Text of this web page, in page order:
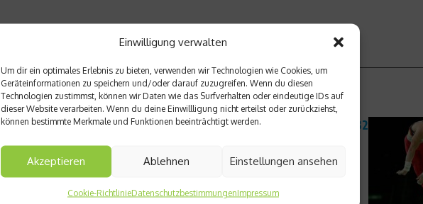
Einwilligung verwalten
Um dir ein optimales Erlebnis zu bieten, verwenden wir Technologien wie Cookies, um
Geräteinformationen zu speichern und/oder darauf zuzugreifen. Wenn du diesen
Technologien zustimmst, können wir Daten wie das Surfverhalten oder eindeutige IDs auf
dieser Website verarbeiten. Wenn du deine Einwillligung nicht erteilst oder zurückziehst,
können bestimmte Merkmale und Funktionen beeinträchtigt werden.
Akzeptieren Ablehnen Einstellungen ansehen
Cookie-RichtlinieDatenschutzbestimmungenImpressum
Nächster Beitrag
Olympia in NRW? Initiative für 2032